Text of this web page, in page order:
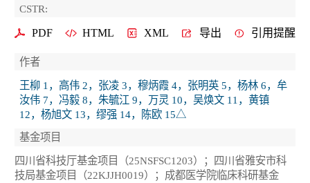
CSTR:
PDF HTML XML 导出 引用提醒
作者
王柳 1，高伟 2，张凌 3，穆炳霞 4，张明英 5，杨林 6，牟
汝伟 7，冯毅 8，朱毓江 9，万灵 10，吴焕文 11，黄镇
12，杨旭文 13，缪强 14，陈欧 15△
基金项目
四川省科技厅基金项目（25NSFSC1203）；四川省雅安市科
技局基金项目（22KJJH0019）；成都医学院临床科研基金